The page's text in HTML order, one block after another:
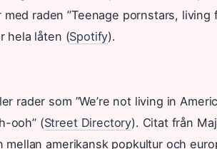
med raden ”Teenage pornstars,
hela låten (Spotify).
rader som ”We’re not living in
ooh” (Street Directory). Citat från
mellan amerikansk popkultur och